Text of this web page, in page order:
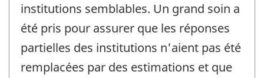
institutions semblables. Un grand soin a
été pris pour assurer que les réponses
partielles des institutions n'aient pas été
remplacées par des estimations et que